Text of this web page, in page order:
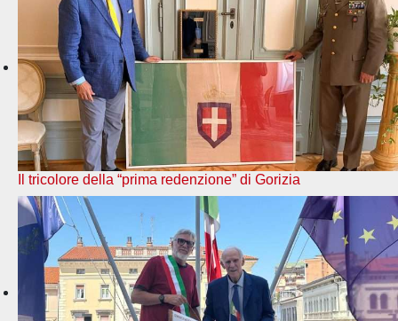
Il tricolore della “prima redenzione” di Gorizia